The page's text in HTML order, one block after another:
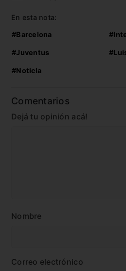
En esta nota:
#Barcelona
#Juventus
#Noticia
Comentarios
Dejá tu opinión acá!
Nombre
Correo electrónico